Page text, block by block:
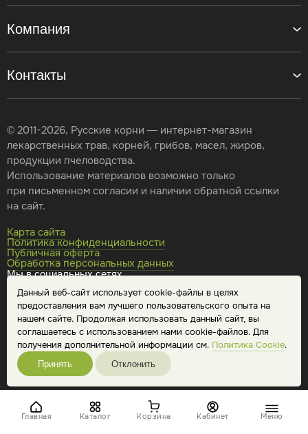
Данный веб-сайт использует cookie-файлы в целях
предоставления вам лучшего пользовательского опыта на
нашем сайте. Продолжая использовать данный сайт, вы
соглашаетесь с использованием нами cookie-файлов. Для
получения дополнительной информации см. Политика Cookie.
Принять Отклонить
Главная Каталог Корзина Кабинет Меню
Контакты
Компания
© 2011-2026, Русские корни — интернет-магазин
лекарственных трав, корней, грибов, масел, жиров,
продукции пчеловодства.
Использование материалов возможно только
при письменном согласии и наличии обратной ссылки
на сайт.
Карта сайта
Политика конфиденциальности
Публичная оферта
Обработка персональных данных
Мы в социальных сетях